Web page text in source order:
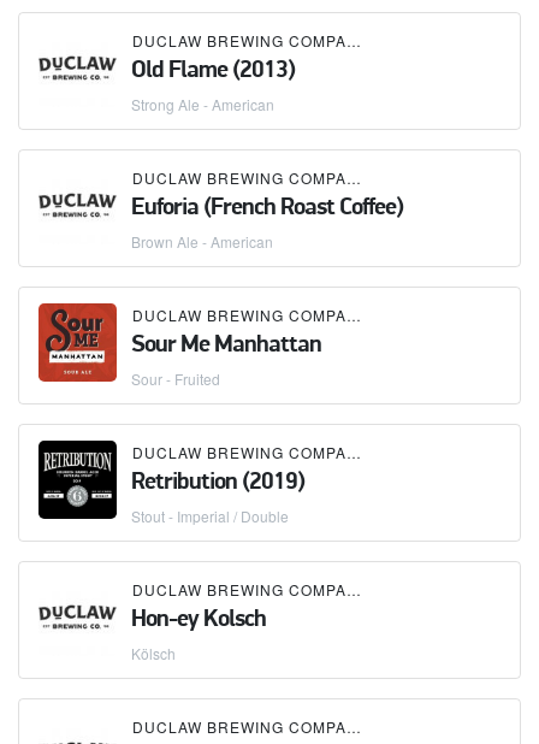
DUCLAW BREWING COMPANY
Old Flame (2013)
Strong Ale - American
DUCLAW BREWING COMPANY
Euforia (French Roast Coffee)
Brown Ale - American
DUCLAW BREWING COMPANY
Sour Me Manhattan
Sour - Fruited
DUCLAW BREWING COMPANY
Retribution (2019)
Stout - Imperial / Double
DUCLAW BREWING COMPANY
Hon-ey Kolsch
Kölsch
DUCLAW BREWING COMPANY